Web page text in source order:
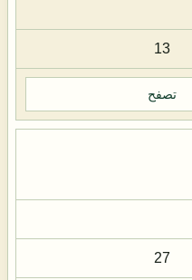
13
تصفح
27